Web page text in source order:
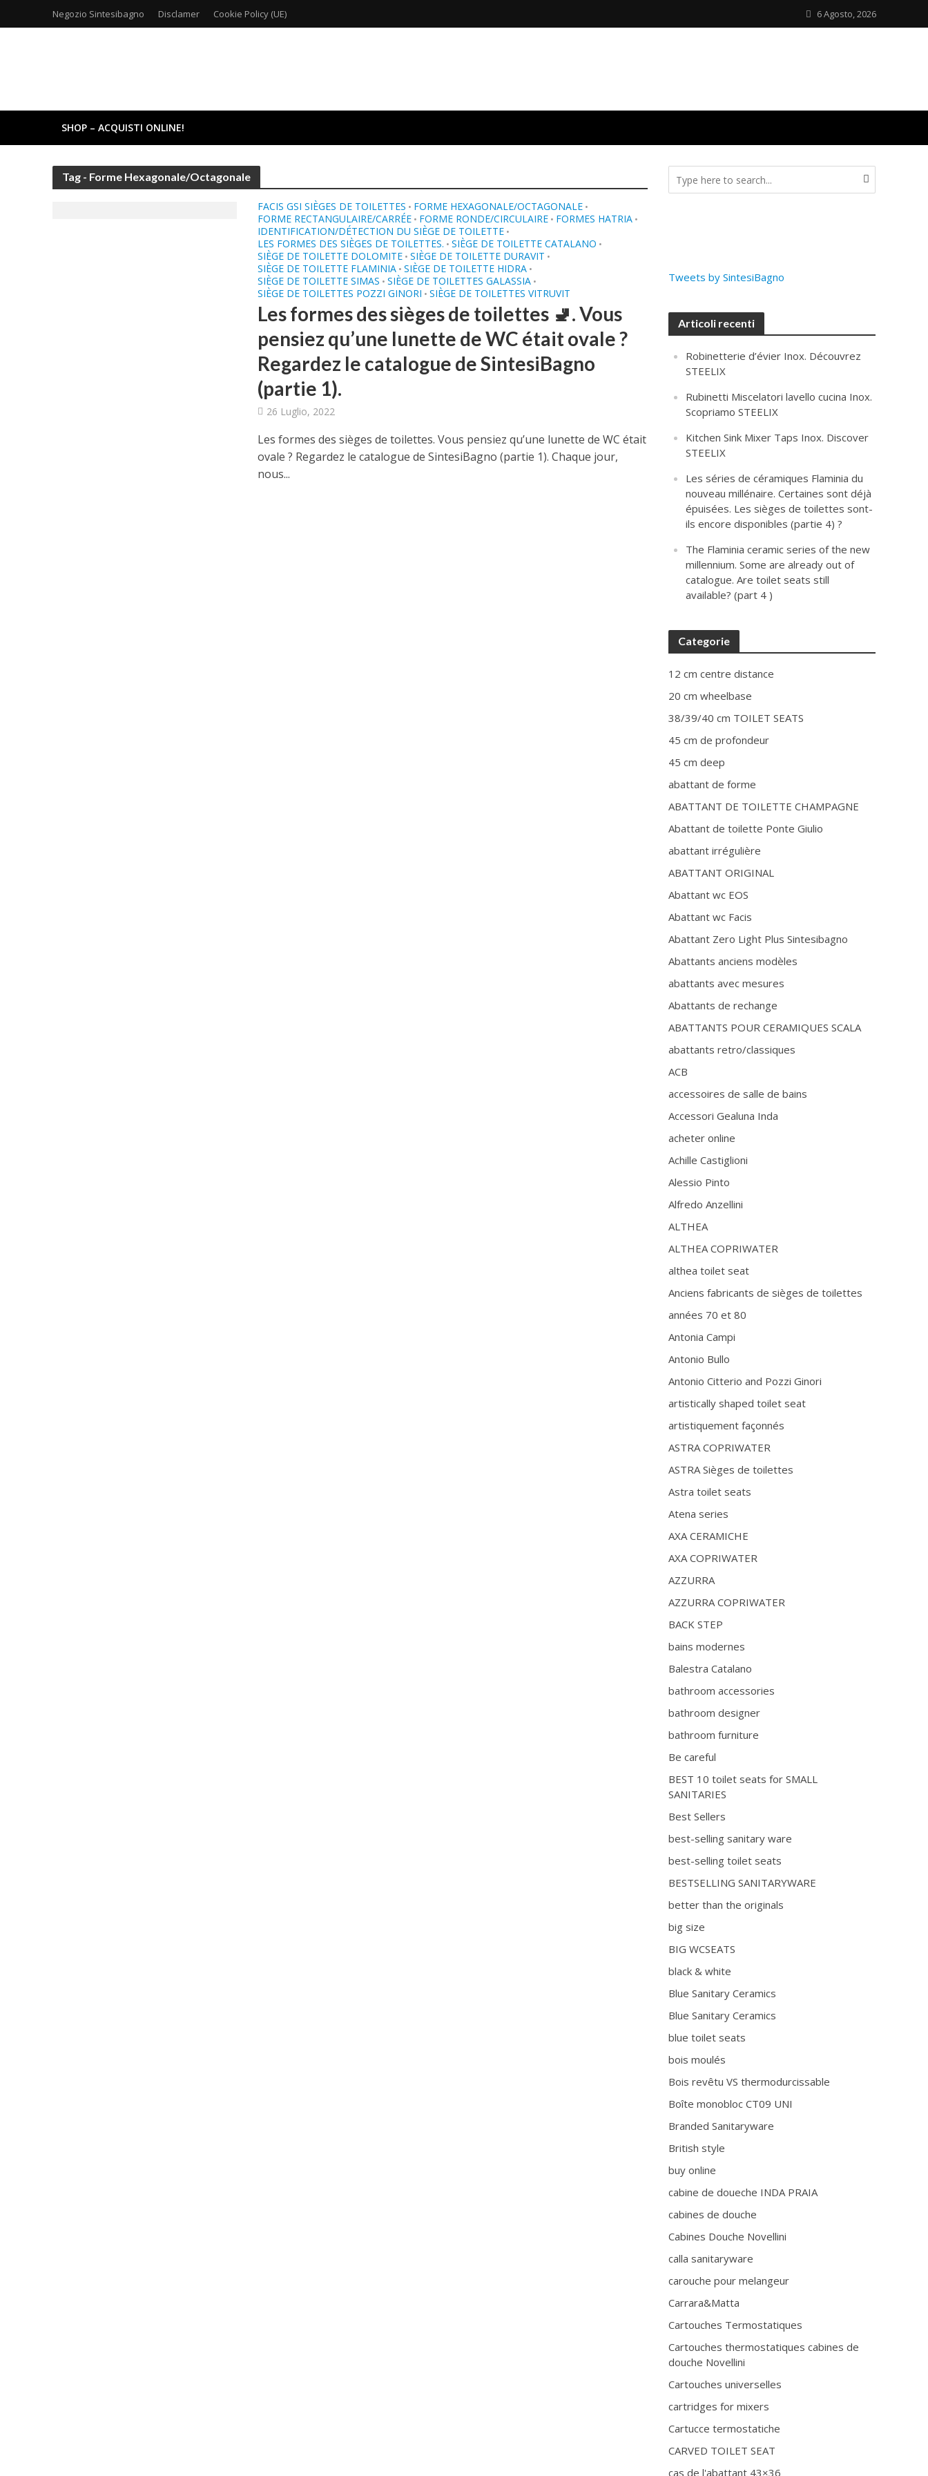
Negozio Sintesibagno Disclamer Cookie Policy (UE) 6 Agosto, 2026
SHOP – ACQUISTI ONLINE!
Tag - Forme Hexagonale/Octagonale
FACIS GSI SIÈGES DE TOILETTES • FORME HEXAGONALE/OCTAGONALE •
FORME RECTANGULAIRE/CARRÉE • FORME RONDE/CIRCULAIRE • FORMES HATRIA •
IDENTIFICATION/DÉTECTION DU SIÈGE DE TOILETTE •
LES FORMES DES SIÈGES DE TOILETTES. • SIÈGE DE TOILETTE CATALANO •
SIÈGE DE TOILETTE DOLOMITE • SIÈGE DE TOILETTE DURAVIT •
SIÈGE DE TOILETTE FLAMINIA • SIÈGE DE TOILETTE HIDRA •
SIÈGE DE TOILETTE SIMAS • SIÈGE DE TOILETTES GALASSIA •
SIÈGE DE TOILETTES POZZI GINORI • SIÈGE DE TOILETTES VITRUVIT
Les formes des sièges de toilettes 🚽. Vous
pensiez qu’une lunette de WC était ovale ?
Regardez le catalogue de SintesiBagno
(partie 1).
26 Luglio, 2022
Les formes des sièges de toilettes. Vous pensiez qu’une lunette de WC était
ovale ? Regardez le catalogue de SintesiBagno (partie 1). Chaque jour,
nous...
Tweets by SintesiBagno
Articoli recenti
Robinetterie d’évier Inox. Découvrez
STEELIX
Rubinetti Miscelatori lavello cucina Inox.
Scopriamo STEELIX
Kitchen Sink Mixer Taps Inox. Discover
STEELIX
Les séries de céramiques Flaminia du
nouveau millénaire. Certaines sont déjà
épuisées. Les sièges de toilettes sont-
ils encore disponibles (partie 4) ?
The Flaminia ceramic series of the new
millennium. Some are already out of
catalogue. Are toilet seats still
available? (part 4 )
Categorie
12 cm centre distance
20 cm wheelbase
38/39/40 cm TOILET SEATS
45 cm de profondeur
45 cm deep
abattant de forme
ABATTANT DE TOILETTE CHAMPAGNE
Abattant de toilette Ponte Giulio
abattant irrégulière
ABATTANT ORIGINAL
Abattant wc EOS
Abattant wc Facis
Abattant Zero Light Plus Sintesibagno
Abattants anciens modèles
abattants avec mesures
Abattants de rechange
ABATTANTS POUR CERAMIQUES SCALA
abattants retro/classiques
ACB
accessoires de salle de bains
Accessori Gealuna Inda
acheter online
Achille Castiglioni
Alessio Pinto
Alfredo Anzellini
ALTHEA
ALTHEA COPRIWATER
althea toilet seat
Anciens fabricants de sièges de toilettes
années 70 et 80
Antonia Campi
Antonio Bullo
Antonio Citterio and Pozzi Ginori
artistically shaped toilet seat
artistiquement façonnés
ASTRA COPRIWATER
ASTRA Sièges de toilettes
Astra toilet seats
Atena series
AXA CERAMICHE
AXA COPRIWATER
AZZURRA
AZZURRA COPRIWATER
BACK STEP
bains modernes
Balestra Catalano
bathroom accessories
bathroom designer
bathroom furniture
Be careful
BEST 10 toilet seats for SMALL
SANITARIES
Best Sellers
best-selling sanitary ware
best-selling toilet seats
BESTSELLING SANITARYWARE
better than the originals
big size
BIG WCSEATS
black & white
Blue Sanitary Ceramics
Blue Sanitary Ceramics
blue toilet seats
bois moulés
Bois revêtu VS thermodurcissable
Boîte monobloc CT09 UNI
Branded Sanitaryware
British style
buy online
cabine de doueche INDA PRAIA
cabines de douche
Cabines Douche Novellini
calla sanitaryware
carouche pour melangeur
Carrara&Matta
Cartouches Termostatiques
Cartouches thermostatiques cabines de
douche Novellini
Cartouches universelles
cartridges for mixers
Cartucce termostatiche
CARVED TOILET SEAT
cas de l'abattant 43×36